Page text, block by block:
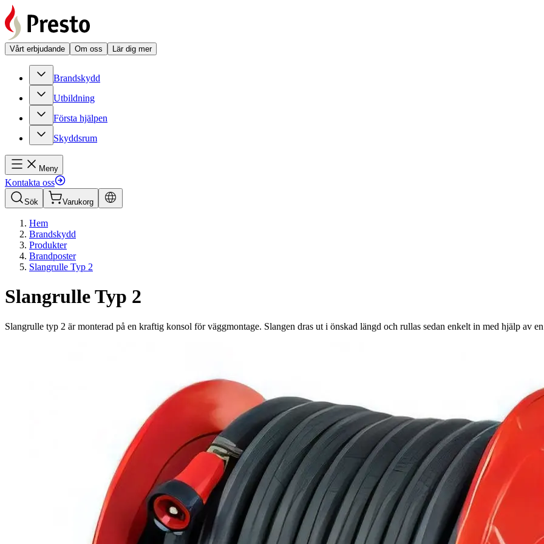
Vårt erbjudande Om oss Lär dig mer
Brandskydd
Utbildning
Första hjälpen
Skyddsrum
Meny
Kontakta oss
Sök Varukorg
Hem
Brandskydd
Produkter
Brandposter
Slangrulle Typ 2
Slangrulle Typ 2
Slangrulle typ 2 är monterad på en kraftig konsol för väggmontage. Slangen dras ut i önskad längd och rullas sedan enkelt in med hjälp av